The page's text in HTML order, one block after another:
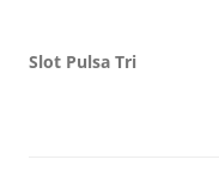
Slot Pulsa Tri